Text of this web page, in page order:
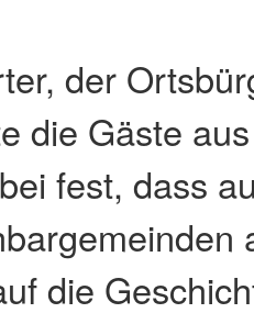
der
die Gäste
fest, dass
die